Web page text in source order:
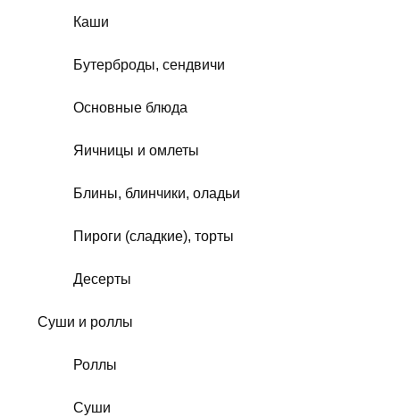
Каши
Бутерброды, сендвичи
Основные блюда
Яичницы и омлеты
Блины, блинчики, оладьи
Пироги (сладкие), торты
Десерты
Суши и роллы
Роллы
Суши